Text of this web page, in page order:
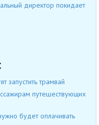
директор покидает
запустить трамвай
путешествующих
будет оплачивать